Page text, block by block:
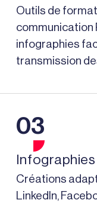
Outils de
communication
infographies
transmission
03
Créations
LinkedIn,